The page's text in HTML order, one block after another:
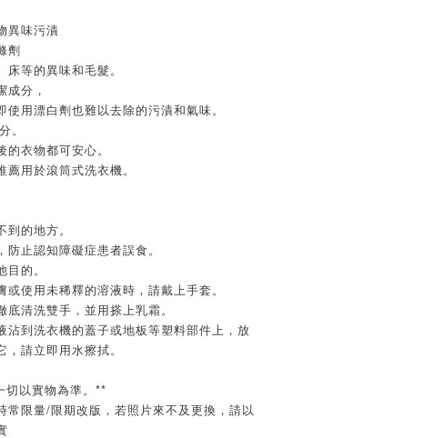
異味污漬
劑
等的異味和毛髮。
成分，
用漂白劑也難以去除的污漬和氣味。
。
衣物都可安心。
用於滾筒式洗衣機。
的地方。
止認知障礙症患者誤食。
的。
使用未稀釋的溶液時，請戴上手套。
清洗雙手，並用搽上乳霜。
沾到洗衣機的蓋子或地板等塑料部件上，放
請立即用水擦拭。
切以實物為準。**
常限量/限期改版，若照片來不及更換，請以